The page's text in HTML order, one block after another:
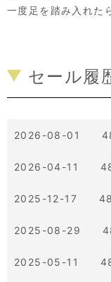
一度足を踏み入れた
セール履
2026-08-01
2026-04-11
2025-12-17
2025-08-29
2025-05-11